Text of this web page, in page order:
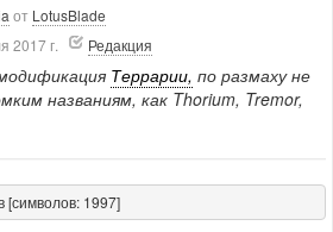
от LotusBlade
2017 г. Редакция
Террарии, по размаху не
названиям, как Thorium, Tremor,
[символов: 1997]